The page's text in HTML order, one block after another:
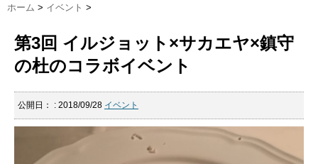
ホーム > イベント >
第3回 イルジョット×サカエヤ×鎮守
の杜のコラボイベント
公開日： : 2018/09/28 イベント